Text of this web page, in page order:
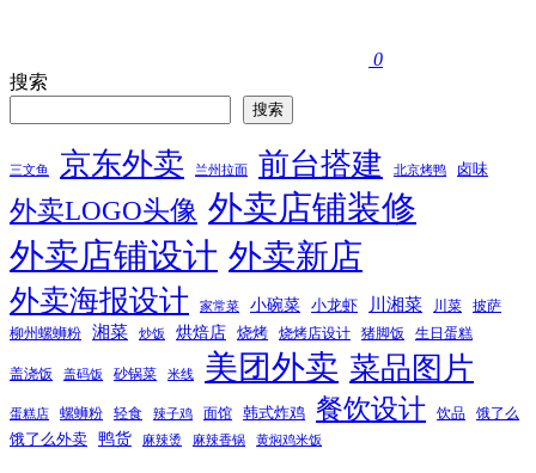
0
搜索
搜索
三文鱼 京东外卖 兰州拉面 前台搭建 北京烤鸭 卤味
外卖LOGO头像 外卖店铺装修
外卖店铺设计 外卖新店
外卖海报设计 家常菜 小碗菜 小龙虾 川湘菜 川菜
披萨
柳州螺蛳粉
湘菜 炒饭 烘焙店 烧烤 烧烤店设计 猪脚饭 生日蛋糕
盖浇饭 盖码饭 砂锅菜 米线 美团外卖 菜品图片
蛋糕店 螺蛳粉 轻食 辣子鸡 面馆 韩式炸鸡 餐饮设计 饮品 饿了么
饿了么外卖 鸭货 麻辣烫 麻辣香锅 黄焖鸡米饭